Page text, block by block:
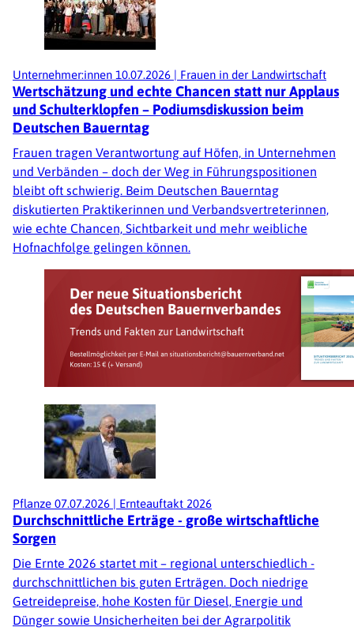
Unternehmer:innen 10.07.2026 | Frauen in der Landwirtschaft
Wertschätzung und echte Chancen statt nur Applaus
und Schulterklopfen – Podiumsdiskussion beim
Deutschen Bauerntag
Frauen tragen Verantwortung auf Höfen, in Unternehmen
und Verbänden – doch der Weg in Führungspositionen
bleibt oft schwierig. Beim Deutschen Bauerntag
diskutierten Praktikerinnen und Verbandsvertreterinnen,
wie echte Chancen, Sichtbarkeit und mehr weibliche
Hofnachfolge gelingen können.
Pflanze 07.07.2026 | Ernteauftakt 2026
Durchschnittliche Erträge - große wirtschaftliche
Sorgen
Die Ernte 2026 startet mit – regional unterschiedlich -
durchschnittlichen bis guten Erträgen. Doch niedrige
Getreidepreise, hohe Kosten für Diesel, Energie und
Dünger sowie Unsicherheiten bei der Agrarpolitik